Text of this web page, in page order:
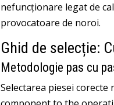
nefuncționare legat de
provocatoare de noroi.
Ghid de selecție:
Metodologie pas cu
Selectarea piesei